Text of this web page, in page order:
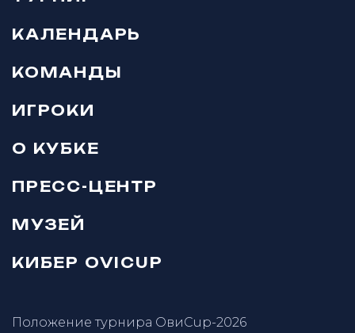
КАЛЕНДАРЬ
КОМАНДЫ
ИГРОКИ
О КУБКЕ
ПРЕСС-ЦЕНТР
МУЗЕЙ
КИБЕР OVICUP
Положение турнира ОвиCup-2026